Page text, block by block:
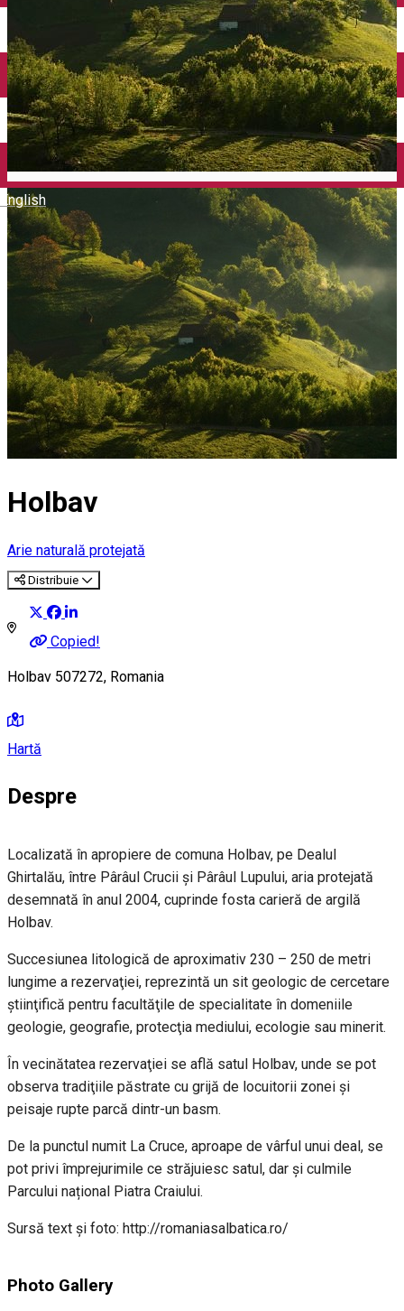
English
Holbav
Arie naturală protejată
Distribuie
Copied!
Holbav 507272, Romania
Hartă
Despre
Localizată în apropiere de comuna Holbav, pe Dealul
Ghirtalău, între Pârâul Crucii şi Pârâul Lupului, aria protejată
desemnată în anul 2004, cuprinde fosta carieră de argilă
Holbav.
Succesiunea litologică de aproximativ 230 – 250 de metri
lungime a rezervaţiei, reprezintă un sit geologic de cercetare
ştiinţifică pentru facultăţile de specialitate în domeniile
geologie, geografie, protecţia mediului, ecologie sau minerit.
În vecinătatea rezervaţiei se află satul Holbav, unde se pot
observa tradiţiile păstrate cu grijă de locuitorii zonei şi
peisaje rupte parcă dintr-un basm.
De la punctul numit La Cruce, aproape de vârful unui deal, se
pot privi împrejurimile ce străjuiesc satul, dar și culmile
Parcului național Piatra Craiului.
Sursă text și foto: http://romaniasalbatica.ro/
Photo Gallery